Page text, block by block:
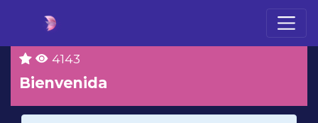
4143
Bienvenida